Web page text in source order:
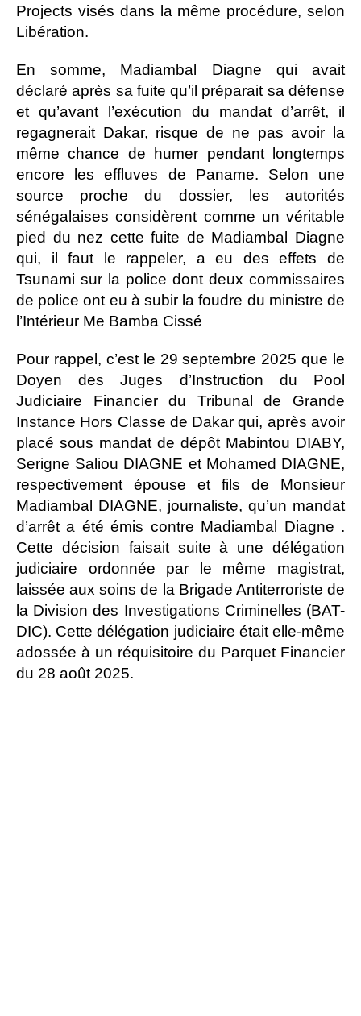
Projects visés dans la même procédure, selon
Libération.
En somme, Madiambal Diagne qui avait
déclaré après sa fuite qu’il préparait sa défense
et qu’avant l’exécution du mandat d’arrêt, il
regagnerait Dakar, risque de ne pas avoir la
même chance de humer pendant longtemps
encore les effluves de Paname. Selon une
source proche du dossier, les autorités
sénégalaises considèrent comme un véritable
pied du nez cette fuite de Madiambal Diagne
qui, il faut le rappeler, a eu des effets de
Tsunami sur la police dont deux commissaires
de police ont eu à subir la foudre du ministre de
l’Intérieur Me Bamba Cissé
Pour rappel, c’est le 29 septembre 2025 que le
Doyen des Juges d’Instruction du Pool
Judiciaire Financier du Tribunal de Grande
Instance Hors Classe de Dakar qui, après avoir
placé sous mandat de dépôt Mabintou DIABY,
Serigne Saliou DIAGNE et Mohamed DIAGNE,
respectivement épouse et fils de Monsieur
Madiambal DIAGNE, journaliste, qu’un mandat
d’arrêt a été émis contre Madiambal Diagne .
Cette décision faisait suite à une délégation
judiciaire ordonnée par le même magistrat,
laissée aux soins de la Brigade Antiterroriste de
la Division des Investigations Criminelles (BAT-
DIC). Cette délégation judiciaire était elle-même
adossée à un réquisitoire du Parquet Financier
du 28 août 2025.